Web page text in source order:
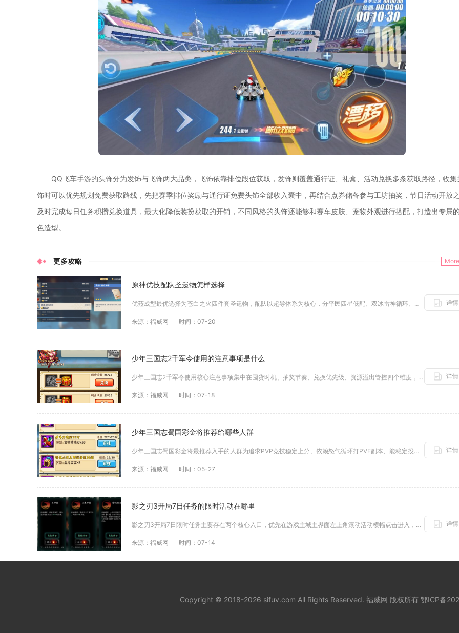
QQ飞车手游的头饰分为发饰与飞饰两大品类，飞饰依靠排位段位获取，发饰则覆盖通行证、礼盒、活动兑换多条获取路径，收集
饰时可以优先规划免费获取路线，先把赛季排位奖励与通行证免费头饰全部收入囊中，再结合点券储备参与工坊抽奖，节日活动开放
及时完成每日任务积攒兑换道具，最大化降低装扮获取的开销，不同风格的头饰还能够和赛车皮肤、宠物外观进行搭配，打造出专属
色造型。
更多攻略
原神优技配队圣遗物怎样选择
优菈成型最优选择为苍白之火四件套圣遗物，配队以超导体系为核心，分平民四星低配、双冰雷神循环、顶配增伤三档阵容搭配，词条优...
来源：福威网 时间：07-20
详情
少年三国志2千军令使用的注意事项是什么
少年三国志2千军令使用核心注意事项集中在囤货时机、抽奖节奏、兑换优先级、资源溢出管控四个维度，随意零散消耗会大幅拉低养成...
来源：福威网 时间：07-18
详情
少年三国志蜀国彩金将推荐给哪些人群
少年三国志蜀国彩金将最推荐入手的人群为追求PVP竞技稳定上分、依赖怒气循环打PVE副本、能稳定投入中高额度资源的蜀国核心...
来源：福威网 时间：05-27
详情
影之刃3开局7日任务的限时活动在哪里
影之刃3开局7日限时任务主要存在两个核心入口，优先在游戏主城主界面左上角滚动活动横幅点击进入，若横幅消失可通过左下角活动...
来源：福威网 时间：07-14
详情
Copyright © 2018-2026 sifuv.com All Rights Reserved. 福威网 版权所有 鄂ICP备